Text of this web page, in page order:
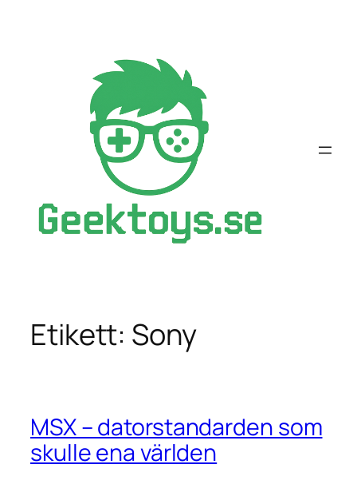
Etikett: Sony
MSX – datorstandarden som
skulle ena världen